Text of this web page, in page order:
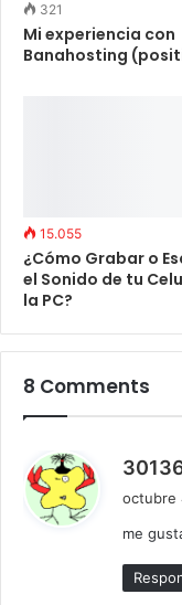
321
Mi experiencia con
Banahosting
15.055
¿Cómo Grabar o
el Sonido de tu
la PC?
8 Comments
octubre
me